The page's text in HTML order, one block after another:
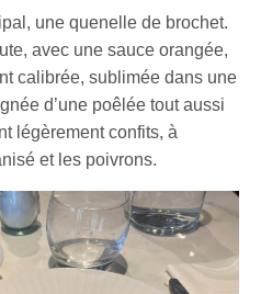
une quenelle de brochet.
avec une sauce orangée,
calibrée, sublimée dans une
d’une poêlée tout aussi
légèrement confits, à
et les poivrons.